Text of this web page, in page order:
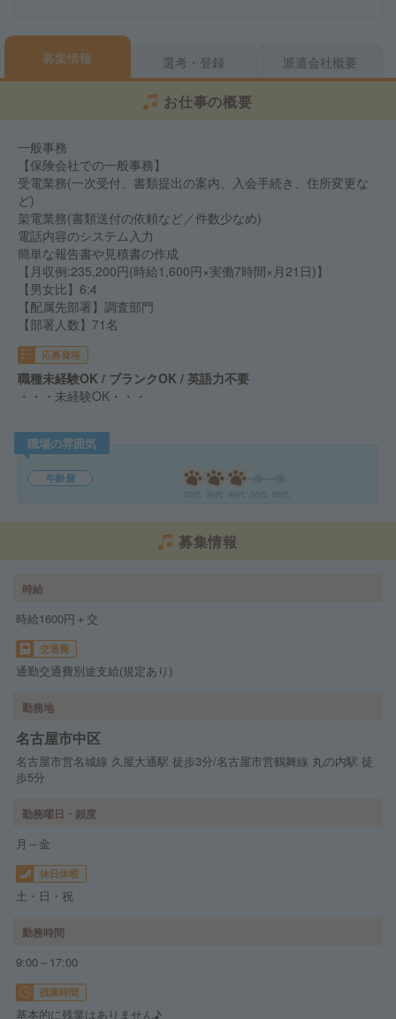
募集情報 選考・登録 派遣会社概要
お仕事の概要
一般事務
【保険会社での一般事務】
受電業務(一次受付、書類提出の案内、入会手続き、住所変更な
ど)
架電業務(書類送付の依頼など／件数少なめ)
電話内容のシステム入力
簡単な報告書や見積書の作成
【月収例:235,200円(時給1,600円×実働7時間×月21日)】
【男女比】6:4
【配属先部署】調査部門
【部署人数】71名
応募資格
職種未経験OK / ブランクOK / 英語力不要
・・・未経験OK・・・
職場の雰囲気
年齢層
募集情報
時給
時給1600円＋交
交通費
通勤交通費別途支給(規定あり)
勤務地
名古屋市中区
名古屋市営名城線 久屋大通駅 徒歩3分/名古屋市営鶴舞線 丸の内駅 徒
歩5分
勤務曜日・頻度
月～金
休日休暇
土・日・祝
勤務時間
9:00～17:00
残業時間
基本的に残業はありません♪